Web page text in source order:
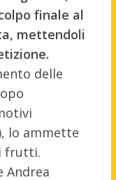
finale al
mettendoli
delle
lo ammette
frutti.
Andrea